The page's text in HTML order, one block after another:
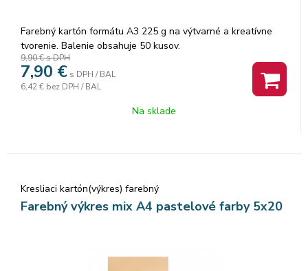
Farebný kartón formátu A3 225 g na výtvarné a kreatívne
tvorenie. Balenie obsahuje 50 kusov.
9,90 €s DPH
7,90 € s DPH / BAL
6,42 € bez DPH / BAL
Na sklade
Kresliaci kartón(výkres) farebný
Farebný výkres mix A4 pastelové farby 5x20